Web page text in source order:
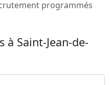
programmés
à Saint-Jean-de-